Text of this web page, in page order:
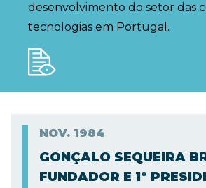
desenvolvimento do setor das
tecnologias em Portugal.
NOV. 1984
GONÇALO SEQUEIRA
FUNDADOR E 1º